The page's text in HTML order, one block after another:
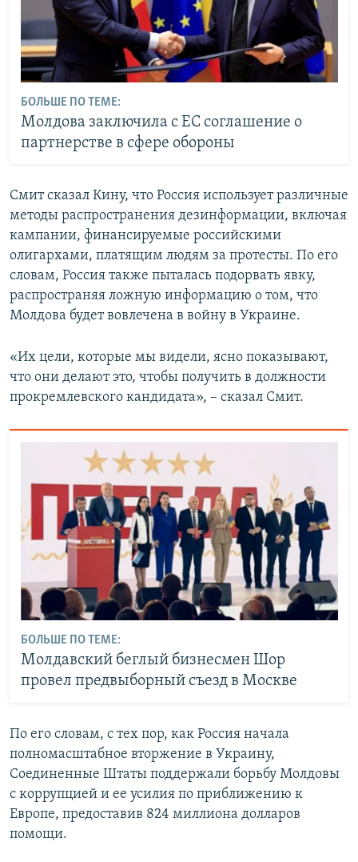
БОЛЬШЕ ПО ТЕМЕ:
Молдова заключила с ЕС соглашение о
партнерстве в сфере обороны
Смит сказал Кину, что Россия использует различные
методы распространения дезинформации, включая
кампании, финансируемые российскими
олигархами, платящим людям за протесты. По его
словам, Россия также пыталась подорвать явку,
распространяя ложную информацию о том, что
Молдова будет вовлечена в войну в Украине.
«Их цели, которые мы видели, ясно показывают,
что они делают это, чтобы получить в должности
прокремлевского кандидата», – сказал Смит.
БОЛЬШЕ ПО ТЕМЕ:
Молдавский беглый бизнесмен Шор
провел предвыборный съезд в Москве
По его словам, с тех пор, как Россия начала
полномасштабное вторжение в Украину,
Соединенные Штаты поддержали борьбу Молдовы
с коррупцией и ее усилия по приближению к
Европе, предоставив 824 миллиона долларов
помощи.